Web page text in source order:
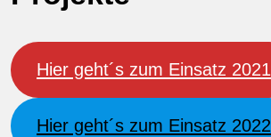
Hier geht´s zum Einsatz 2021
Hier geht´s zum Einsatz 2022